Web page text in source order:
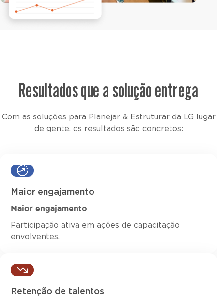
Resultados que a solução entrega
Com as soluções para Planejar & Estruturar da LG lugar
de gente, os resultados são concretos:
Maior engajamento
Maior engajamento
Participação ativa em ações de capacitação
envolventes.
Retenção de talentos